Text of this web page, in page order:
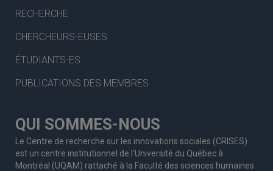
RECHERCHE
CHERCHEURS-EUSES
ÉTUDIANTS-ES
PUBLICATIONS DES MEMBRES
QUI SOMMES-NOUS
Le Centre de recherche sur les innovations sociales (CRISES)
est un centre institutionnel de l’Université du Québec à
Montréal (UQAM) rattaché à la Faculté des sciences humaines